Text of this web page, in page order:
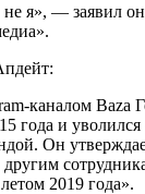
не я», — заявил
каналом Baza
года и уволился
Он
2019 года».